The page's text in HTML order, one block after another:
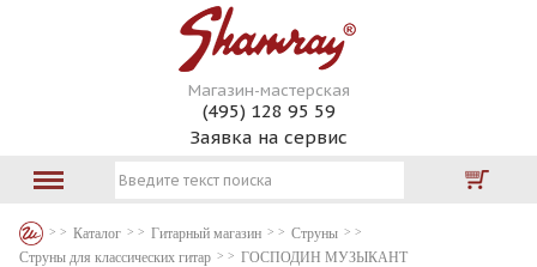
Магазин-мастерская
(495) 128 95 59
Заявка на сервис
Каталог Гитарный магазин
Струны
Струны для классических гитар
ГОСПОДИН МУЗЫКАНТ